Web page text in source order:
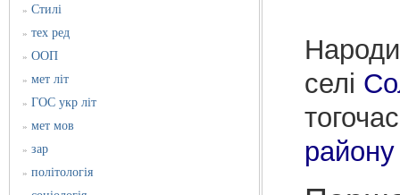
» Стилі
» тех ред
» ООП
» мет літ
» ГОС укр літ
» мет мов
» зар
» політологія
селі
району